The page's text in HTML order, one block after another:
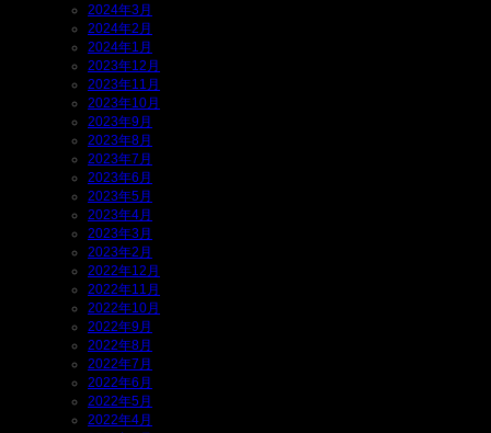
2024年3月
2024年2月
2024年1月
2023年12月
2023年11月
2023年10月
2023年9月
2023年8月
2023年7月
2023年6月
2023年5月
2023年4月
2023年3月
2023年2月
2022年12月
2022年11月
2022年10月
2022年9月
2022年8月
2022年7月
2022年6月
2022年5月
2022年4月